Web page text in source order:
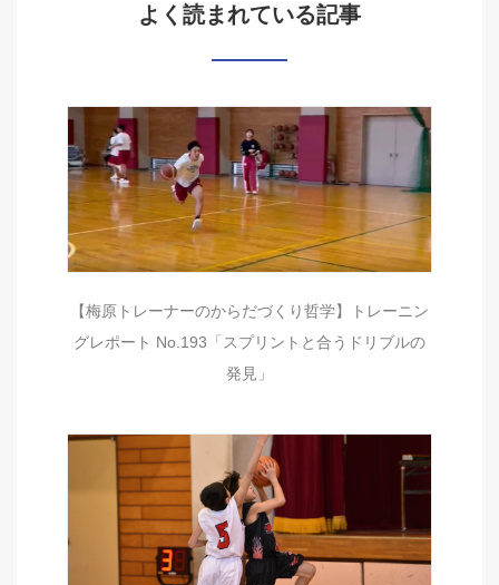
よく読まれている記事
【梅原トレーナーのからだづくり哲学】トレーニン
グレポート No.193「スプリントと合うドリブルの
発見」